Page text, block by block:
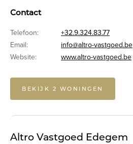
Contact
Telefoon:
+32.9.324.83.77
Email:
info@altro-vastgoed.be
Website:
www.altro-vastgoed.be
BEKIJK 2 WONINGEN
Altro Vastgoed Edegem